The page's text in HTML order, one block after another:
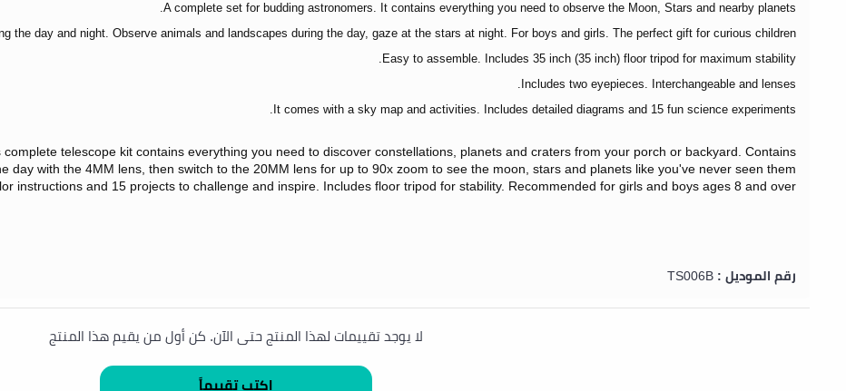
A complete set for budding astronomers. It contains everything you need to observe the Moon, Stars and nearby planets.
the day and night. Observe animals and landscapes during the day, gaze at the stars at night. For boys and girls. The perfect gift for curious children.
Easy to assemble. Includes 35 inch (35 inch) floor tripod for maximum stability.
Includes two eyepieces. Interchangeable and lenses.
It comes with a sky map and activities. Includes detailed diagrams and 15 fun science experiments.
complete telescope kit contains everything you need to discover constellations, planets and craters from your porch or backyard. Contains
day with the 4MM lens, then switch to the 20MM lens for up to 90x zoom to see the moon, stars and planets like you've never seen them
instructions and 15 projects to challenge and inspire. Includes floor tripod for stability. Recommended for girls and boys ages 8 and over.
رقم الموديل : TS006B
لا يوجد تقييمات لهذا المنتج حتى الآن. كن أول من يقيم هذا المنتج